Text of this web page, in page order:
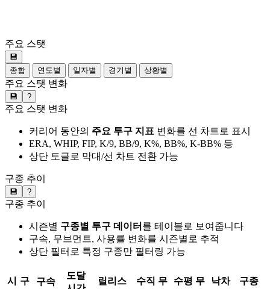
주요 스탯
💾
종합
연도별 일자별 경기별 상황별
주요 스탯 변화
💾 ?
주요 스탯 변화
커리어 동안의 주요 투구 지표 변화를 선 차트로 표시
ERA, WHIP, FIP, K/9, BB/9, K%, BB%, K-BB% 등
상단 토글로 막대/선 차트 전환 가능
구종 추이
💾 ?
구종 추이
시즌별 구종별 투구 데이터 를 테이블로 보여줍니다
구속, 무브먼트, 사용률 변화를 시즌별로 추적
상단 필터로 특정 구종만 필터링 가능
시
구
구속
도달
릴리스
수직 무
수평 무
낙차
구종